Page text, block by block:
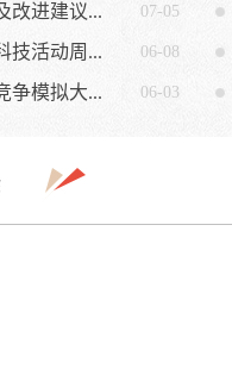
改进建议... 07-05
技活动周... 06-08
争模拟大... 06-03